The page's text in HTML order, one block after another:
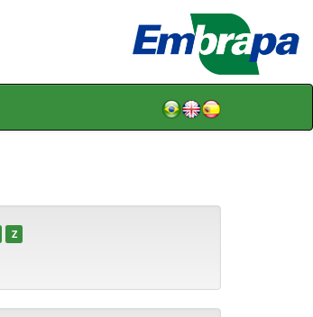
Z